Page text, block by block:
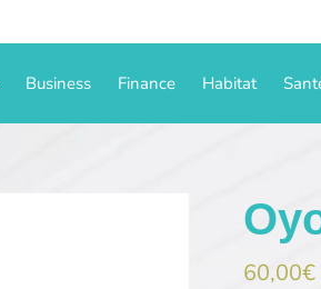
Business Finance Habitat
60,00€